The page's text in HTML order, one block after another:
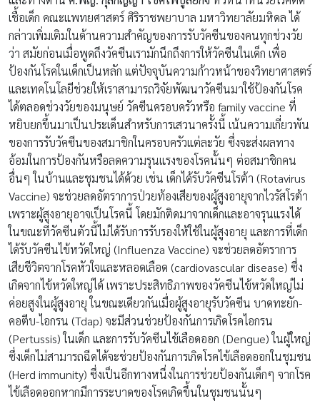
เชื้อเด็ก คณะแพทยศาสตร์ ศิริราชพยาบาล มหาวิทยาลัยมหิดล ได้
กล่าวเพิ่มเติมในด้านความสำคัญของการรับวัคซีนของคนทุกช่วงวัย
ว่า สมัยก่อนเมื่อพูดถึงวัคซีนเรามักนึกถึงการให้วัคซีนในเด็ก เพื่อ
ป้องกันโรคในเด็กเป็นหลัก แต่ปัจจุบันความก้าวหน้าของวิทยาศาสตร์
และเทคโนโลยีช่วยให้เราสามารถวิจัยพัฒนาวัคซีนมาใช้ป้องกันโรค
ได้ตลอดช่วงวัยของมนุษย์ วัคซีนครอบครัวหรือ family vaccine ที่
หยิบยกขึ้นมาเป็นประเด็นสำหรับการเสวนาครั้งนี้ เน้นความเกี่ยวพัน
ของการรับวัคซีนของสมาชิกในครอบครัวแต่ละวัย ซึ่งจะส่งผลทาง
อ้อมในการป้องกันหรือลดความรุนแรงของโรคนั้นๆ ต่อสมาชิกคน
อื่นๆ ในบ้านและชุมชนได้ด้วย เช่น เด็กได้รับวัคซีนโรต้า (Rotavirus
Vaccine) จะช่วยลดอัตราการป่วยท้องเสียของผู้สูงอายุจากไวรัสโรต้า
เพราะผู้สูงอายุอาจเป็นโรคนี้ โดยมักติดมาจากเด็กและอาจรุนแรงได้
ในขณะที่วัคซีนตัวนี้ไม่ได้รับการรับรองให้ใช้ในผู้สูงอายุ และการที่เด็ก
ได้รับวัคซีนไข้หวัดใหญ่ (Influenza Vaccine) จะช่วยลดอัตราการ
เสียชีวิตจากโรคหัวใจและหลอดเลือด (cardiovascular disease) ซึ่ง
เกิดจากไข้หวัดใหญ่ได้ เพราะประสิทธิภาพของวัคซีนไข้หวัดใหญ่ไม่
ค่อยสูงในผู้สูงอายุ ในขณะเดียวกันเมื่อผู้สูงอายุรับวัคซีน บาดทะยัก-
คอตีบ-ไอกรน (Tdap) จะมีส่วนช่วยป้องกันการเกิดโรคไอกรน
(Pertussis) ในเด็ก และการรับวัคซีนไข้เลือดออก (Dengue) ในผู้ใหญ่
ซึ่งเด็กไม่สามารถฉีดได้จะช่วยป้องกันการเกิดโรคไข้เลือดออกในชุมชน
(Herd immunity) ซึ่งเป็นอีกทางหนึ่งในการช่วยป้องกันเด็กๆ จากโรค
ไข้เลือดออกหากมีการระบาดของโรคเกิดขึ้นในชุมชนนั้นๆ